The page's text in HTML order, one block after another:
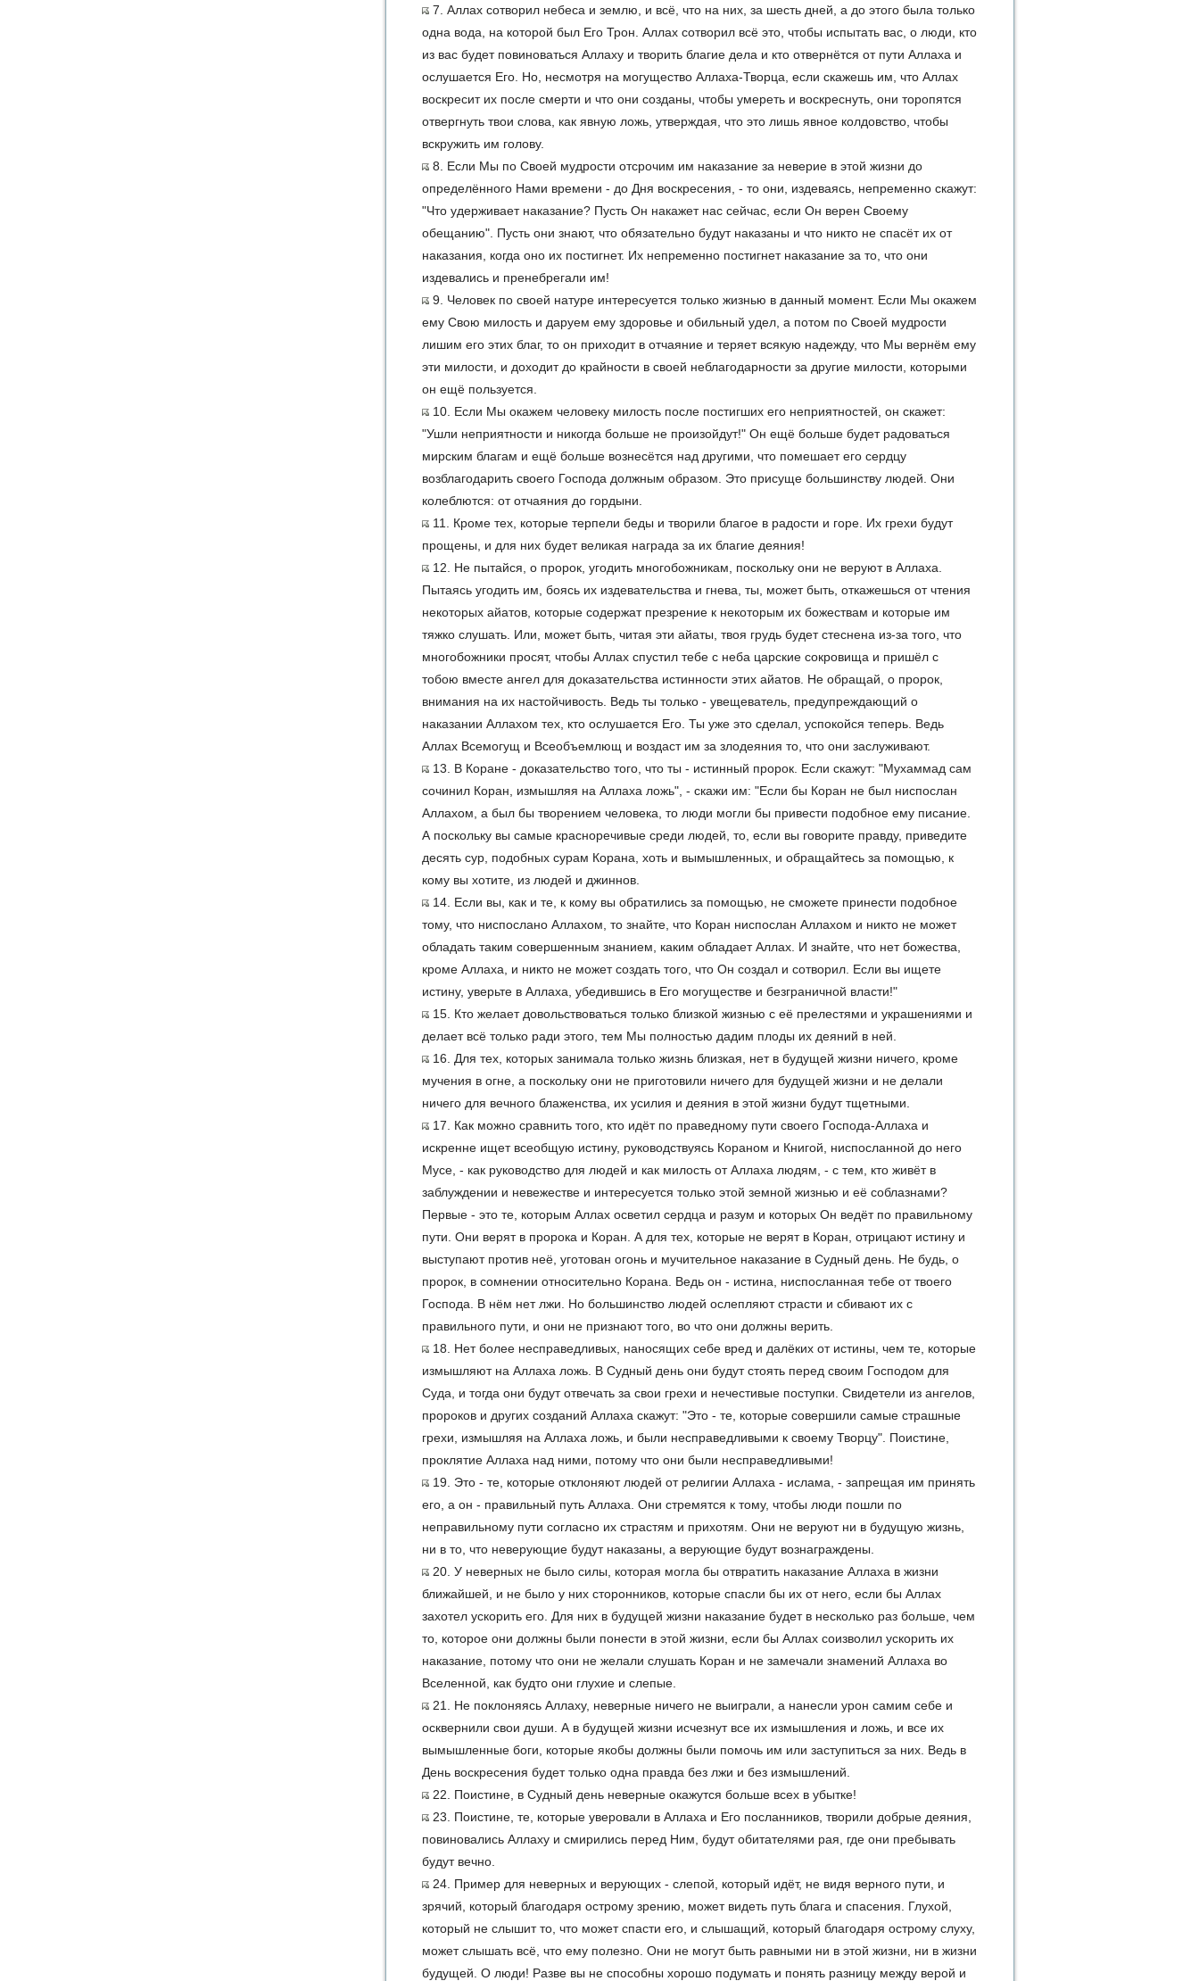
7. Аллах сотворил небеса и землю, и всё, что на них, за шесть дней, а до этого была только
одна вода, на которой был Его Трон. Аллах сотворил всё это, чтобы испытать вас, о люди, кто
из вас будет повиноваться Аллаху и творить благие дела и кто отвернётся от пути Аллаха и
ослушается Его. Но, несмотря на могущество Аллаха-Творца, если скажешь им, что Аллах
воскресит их после смерти и что они созданы, чтобы умереть и воскреснуть, они торопятся
отвергнуть твои слова, как явную ложь, утверждая, что это лишь явное колдовство, чтобы
вскружить им голову.
8. Если Мы по Своей мудрости отсрочим им наказание за неверие в этой жизни до
определённого Нами времени - до Дня воскресения, - то они, издеваясь, непременно скажут:
"Что удерживает наказание? Пусть Он накажет нас сейчас, если Он верен Своему
обещанию". Пусть они знают, что обязательно будут наказаны и что никто не спасёт их от
наказания, когда оно их постигнет. Их непременно постигнет наказание за то, что они
издевались и пренебрегали им!
9. Человек по своей натуре интересуется только жизнью в данный момент. Если Мы окажем
ему Свою милость и даруем ему здоровье и обильный удел, а потом по Своей мудрости
лишим его этих благ, то он приходит в отчаяние и теряет всякую надежду, что Мы вернём ему
эти милости, и доходит до крайности в своей неблагодарности за другие милости, которыми
он ещё пользуется.
10. Если Мы окажем человеку милость после постигших его неприятностей, он скажет:
"Ушли неприятности и никогда больше не произойдут!" Он ещё больше будет радоваться
мирским благам и ещё больше вознесётся над другими, что помешает его сердцу
возблагодарить своего Господа должным образом. Это присуще большинству людей. Они
колеблются: от отчаяния до гордыни.
11. Кроме тех, которые терпели беды и творили благое в радости и горе. Их грехи будут
прощены, и для них будет великая награда за их благие деяния!
12. Не пытайся, о пророк, угодить многобожникам, поскольку они не веруют в Аллаха.
Пытаясь угодить им, боясь их издевательства и гнева, ты, может быть, откажешься от чтения
некоторых айатов, которые содержат презрение к некоторым их божествам и которые им
тяжко слушать. Или, может быть, читая эти айаты, твоя грудь будет стеснена из-за того, что
многобожники просят, чтобы Аллах спустил тебе с неба царские сокровища и пришёл с
тобою вместе ангел для доказательства истинности этих айатов. Не обращай, о пророк,
внимания на их настойчивость. Ведь ты только - увещеватель, предупреждающий о
наказании Аллахом тех, кто ослушается Его. Ты уже это сделал, успокойся теперь. Ведь
Аллах Всемогущ и Всеобъемлющ и воздаст им за злодеяния то, что они заслуживают.
13. В Коране - доказательство того, что ты - истинный пророк. Если скажут: "Мухаммад сам
сочинил Коран, измышляя на Аллаха ложь", - скажи им: "Если бы Коран не был ниспослан
Аллахом, а был бы творением человека, то люди могли бы привести подобное ему писание.
А поскольку вы самые красноречивые среди людей, то, если вы говорите правду, приведите
десять сур, подобных сурам Корана, хоть и вымышленных, и обращайтесь за помощью, к
кому вы хотите, из людей и джиннов.
14. Если вы, как и те, к кому вы обратились за помощью, не сможете принести подобное
тому, что ниспослано Аллахом, то знайте, что Коран ниспослан Аллахом и никто не может
обладать таким совершенным знанием, каким обладает Аллах. И знайте, что нет божества,
кроме Аллаха, и никто не может создать того, что Он создал и сотворил. Если вы ищете
истину, уверьте в Аллаха, убедившись в Его могуществе и безграничной власти!"
15. Кто желает довольствоваться только близкой жизнью с её прелестями и украшениями и
делает всё только ради этого, тем Мы полностью дадим плоды их деяний в ней.
16. Для тех, которых занимала только жизнь близкая, нет в будущей жизни ничего, кроме
мучения в огне, а поскольку они не приготовили ничего для будущей жизни и не делали
ничего для вечного блаженства, их усилия и деяния в этой жизни будут тщетными.
17. Как можно сравнить того, кто идёт по праведному пути своего Господа-Аллаха и
искренне ищет всеобщую истину, руководствуясь Кораном и Книгой, ниспосланной до него
Мусе, - как руководство для людей и как милость от Аллаха людям, - с тем, кто живёт в
заблуждении и невежестве и интересуется только этой земной жизнью и её соблазнами?
Первые - это те, которым Аллах осветил сердца и разум и которых Он ведёт по правильному
пути. Они верят в пророка и Коран. А для тех, которые не верят в Коран, отрицают истину и
выступают против неё, уготован огонь и мучительное наказание в Судный день. Не будь, о
пророк, в сомнении относительно Корана. Ведь он - истина, ниспосланная тебе от твоего
Господа. В нём нет лжи. Но большинство людей ослепляют страсти и сбивают их с
правильного пути, и они не признают того, во что они должны верить.
18. Нет более несправедливых, наносящих себе вред и далёких от истины, чем те, которые
измышляют на Аллаха ложь. В Судный день они будут стоять перед своим Господом для
Суда, и тогда они будут отвечать за свои грехи и нечестивые поступки. Свидетели из ангелов,
пророков и других созданий Аллаха скажут: "Это - те, которые совершили самые страшные
грехи, измышляя на Аллаха ложь, и были несправедливыми к своему Творцу". Поистине,
проклятие Аллаха над ними, потому что они были несправедливыми!
19. Это - те, которые отклоняют людей от религии Аллаха - ислама, - запрещая им принять
его, а он - правильный путь Аллаха. Они стремятся к тому, чтобы люди пошли по
неправильному пути согласно их страстям и прихотям. Они не веруют ни в будущую жизнь,
ни в то, что неверующие будут наказаны, а верующие будут вознаграждены.
20. У неверных не было силы, которая могла бы отвратить наказание Аллаха в жизни
ближайшей, и не было у них сторонников, которые спасли бы их от него, если бы Аллах
захотел ускорить его. Для них в будущей жизни наказание будет в несколько раз больше, чем
то, которое они должны были понести в этой жизни, если бы Аллах соизволил ускорить их
наказание, потому что они не желали слушать Коран и не замечали знамений Аллаха во
Вселенной, как будто они глухие и слепые.
21. Не поклоняясь Аллаху, неверные ничего не выиграли, а нанесли урон самим себе и
осквернили свои души. А в будущей жизни исчезнут все их измышления и ложь, и все их
вымышленные боги, которые якобы должны были помочь им или заступиться за них. Ведь в
День воскресения будет только одна правда без лжи и без измышлений.
22. Поистине, в Судный день неверные окажутся больше всех в убытке!
23. Поистине, те, которые уверовали в Аллаха и Его посланников, творили добрые деяния,
повиновались Аллаху и смирились перед Ним, будут обитателями рая, где они пребывать
будут вечно.
24. Пример для неверных и верующих - слепой, который идёт, не видя верного пути, и
зрячий, который благодаря острому зрению, может видеть путь блага и спасения. Глухой,
который не слышит то, что может спасти его, и слышащий, который благодаря острому слуху,
может слышать всё, что ему полезно. Они не могут быть равными ни в этой жизни, ни в жизни
будущей. О люди! Разве вы не способны хорошо подумать и понять разницу между верой и